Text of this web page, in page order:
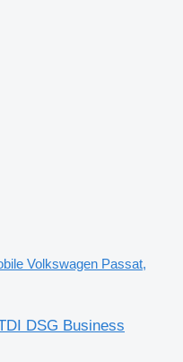
Volkswagen Passat,
DSG Business